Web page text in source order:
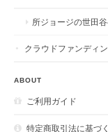
所ジョージの世田
クラウドファンディ
ABOUT
ご利用ガイド
特定商取引法に基づ